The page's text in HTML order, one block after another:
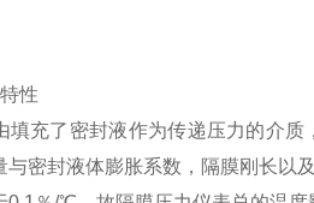
性
填充了密封液作为传递压力的介
与密封液体膨胀系数，隔膜刚长以